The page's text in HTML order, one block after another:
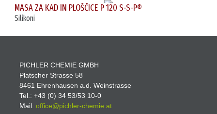
MASA ZA KAD IN PLOŠČICE P 120 S-S-P®
Silikoni
PICHLER CHEMIE GMBH
Platscher Strasse 58
8461 Ehrenhausen a.d. Weinstrasse
Tel.: +43 (0) 34 53/53 10-0
Mail: office@pichler-chemie.at